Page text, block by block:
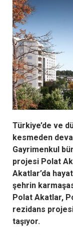
Türkiye’de ve
kesmeden
Gayrimenkul
projesi Polat
Akatlar’da
şehrin
Polat Akatlar,
rezidans
taşıyor.